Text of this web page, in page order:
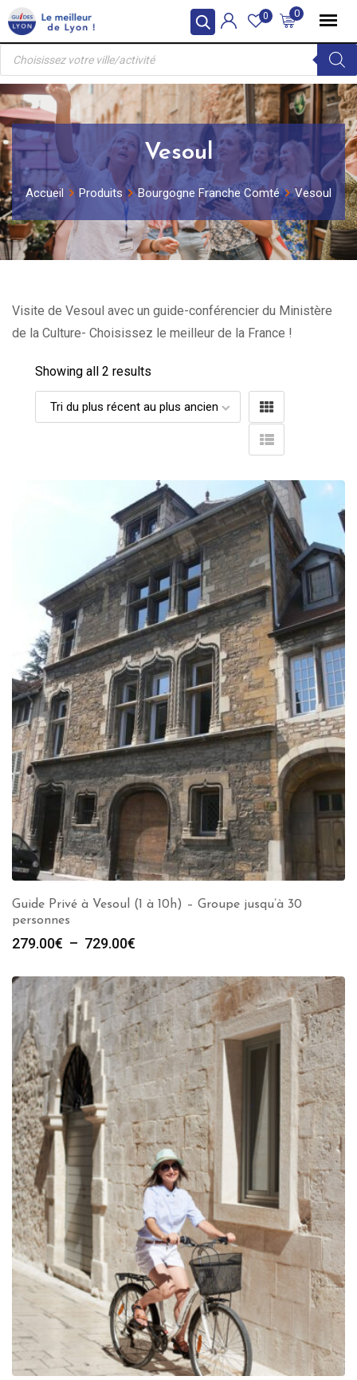
Skip
to
content
0
0
Recherche
produits
Vesoul
Accueil Produits Bourgogne Franche Comté Vesoul
Visite de Vesoul avec un guide-conférencier du Ministère
de la Culture- Choisissez le meilleur de la France !
Showing all 2 results
Guide Privé à Vesoul (1 à 10h) – Groupe jusqu’à 30
personnes
279.00€ – 729.00€
prix :
279.00€
à
729.00€